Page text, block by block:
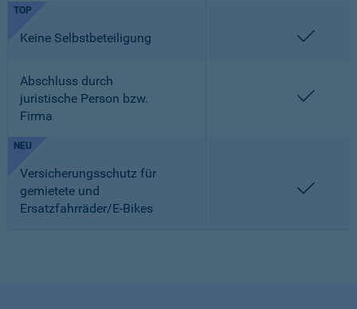
TOP
Keine Selbstbeteiligung
Abschluss durch
juristische Person bzw.
Firma
NEU
Versicherungsschutz für
gemietete und
Ersatzfahrräder/E-Bikes